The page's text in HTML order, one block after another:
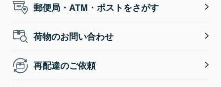
郵便局・ATM・ポストをさがす
荷物のお問い合わせ
再配達のご依頼